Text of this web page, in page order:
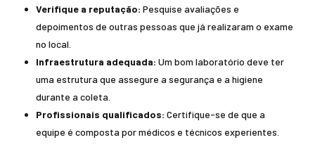
Verifique a reputação: Pesquise avaliações e
depoimentos de outras pessoas que já realizaram o exame
no local.
Infraestrutura adequada: Um bom laboratório deve ter
uma estrutura que assegure a segurança e a higiene
durante a coleta.
Profissionais qualificados: Certifique-se de que a
equipe é composta por médicos e técnicos experientes.